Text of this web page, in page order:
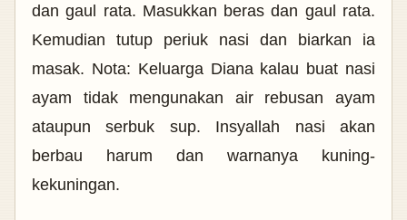
dan gaul rata. Masukkan beras dan gaul rata.
Kemudian tutup periuk nasi dan biarkan ia
masak. Nota: Keluarga Diana kalau buat nasi
ayam tidak mengunakan air rebusan ayam
ataupun serbuk sup. Insyallah nasi akan
berbau harum dan warnanya kuning-
kekuningan.